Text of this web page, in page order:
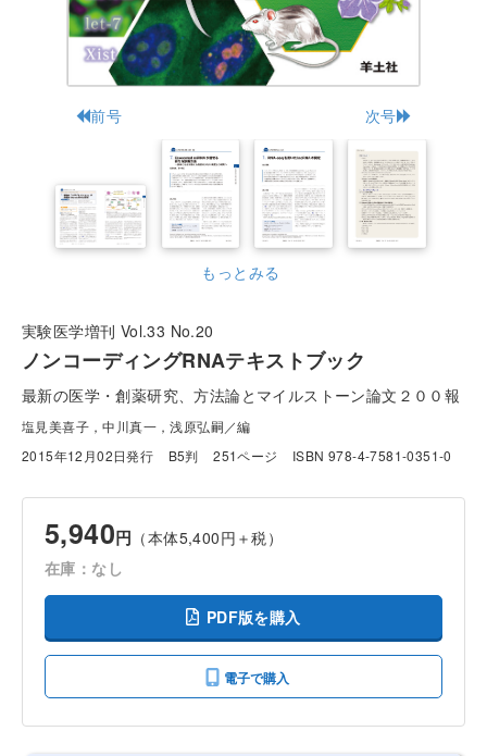
前号 次号
もっとみる
実験医学増刊 Vol.33 No.20
ノンコーディングRNAテキストブック
最新の医学・創薬研究、方法論とマイルストーン論文２００報
塩見美喜子，中川真一，浅原弘嗣／編
2015年12月02日発行
B5判 251ページ ISBN 978-4-7581-0351-0
5,940円 （本体5,400円＋税）
在庫：なし
PDF版を購入
電子で購入